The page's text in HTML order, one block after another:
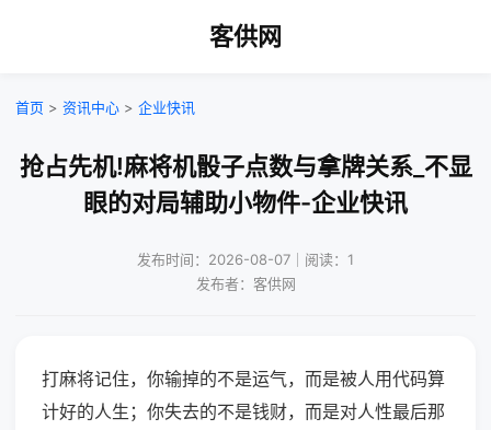
客供网
首页 > 资讯中心 > 企业快讯
抢占先机!麻将机骰子点数与拿牌关系_不显
眼的对局辅助小物件-企业快讯
发布时间：2026-08-07｜阅读：1
发布者：客供网
打麻将记住，你输掉的不是运气，而是被人用代码算
计好的人生；你失去的不是钱财，而是对人性最后那